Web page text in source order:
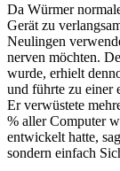
Da Würmer
Gerät zu
Neulingen
nerven möchten.
wurde, erhielt
und führte zu einer
Er verwüstete
% aller Computer
entwickelt hatte,
sondern einfach